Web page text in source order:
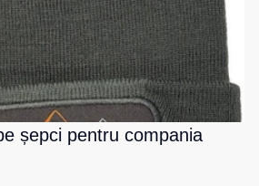
șepci pentru compania